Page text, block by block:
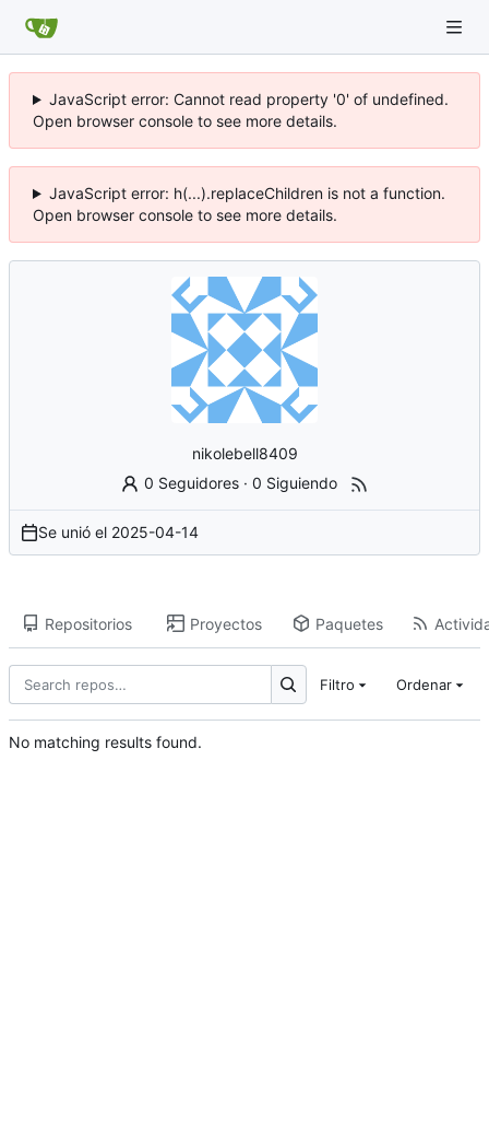
JavaScript error: Cannot read property '0' of undefined.
Open browser console to see more details.
JavaScript error: h(...).replaceChildren is not a function.
Open browser console to see more details.
nikolebell8409
0 Seguidores· 0 Siguiendo
Se unió el 2025-04-14
Repositorios Proyectos Paquetes
Filtro Ordenar
No matching results found.